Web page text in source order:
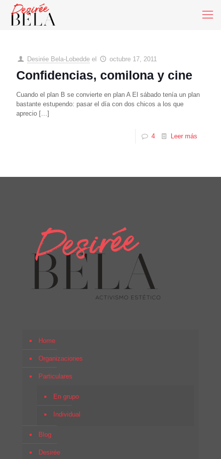
Desirée Bela-Lobedde el octubre 17, 2011
Confidencias, comilona y cine
Cuando el plan B se convierte en plan A El sábado tenía un plan
bastante estupendo: pasar el día con dos chicos a los que
aprecio […]
4 Leer más
Home
Organizaciones
Particulares
En grupo
Individual
Blog
Desirée